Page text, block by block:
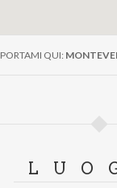
PORTAMI QUI: